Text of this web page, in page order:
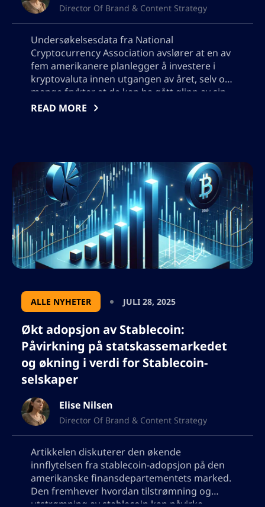
Director Of Brand & Content Strategy
Undersøkelsesdata fra National
Cryptocurrency Association avslører at en av
fem amerikanere planlegger å investere i
kryptovaluta innen utgangen av året, selv om
mange frykter at de kan ha gått glipp av sin
mulighet. Med Bitcoin som når en rekordhøy
legg ikke til noen anførselstegn, jeg vil
trenge å bruke output i json, så ikke legg til
noen tegn som vil bryte json-format.
READ MORE
ALLE NYHETER JULI 28, 2025
Økt adopsjon av Stablecoin:
Påvirkning på statskassemarkedet
og økning i verdi for Stablecoin-
selskaper
Elise Nilsen
Director Of Brand & Content Strategy
Artikkelen diskuterer den økende
innflytelsen fra stablecoin-adopsjon på den
amerikanske finansdepartementets marked.
Den fremhever hvordan tilstrømning og
utstrømning av stablecoin kan påvirke